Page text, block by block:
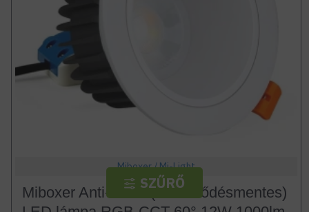
Miboxer / Mi-Light
Miboxer Anti-Glare (Tükroződésmentes)
SZŰRŐ